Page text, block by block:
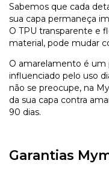
Sabemos que cada
sua capa permaneça
O TPU transparente e
material, pode mudar
O amarelamento é um
influenciado pelo uso
não se preocupe, na
da sua capa contra
90 dias.
Garantias